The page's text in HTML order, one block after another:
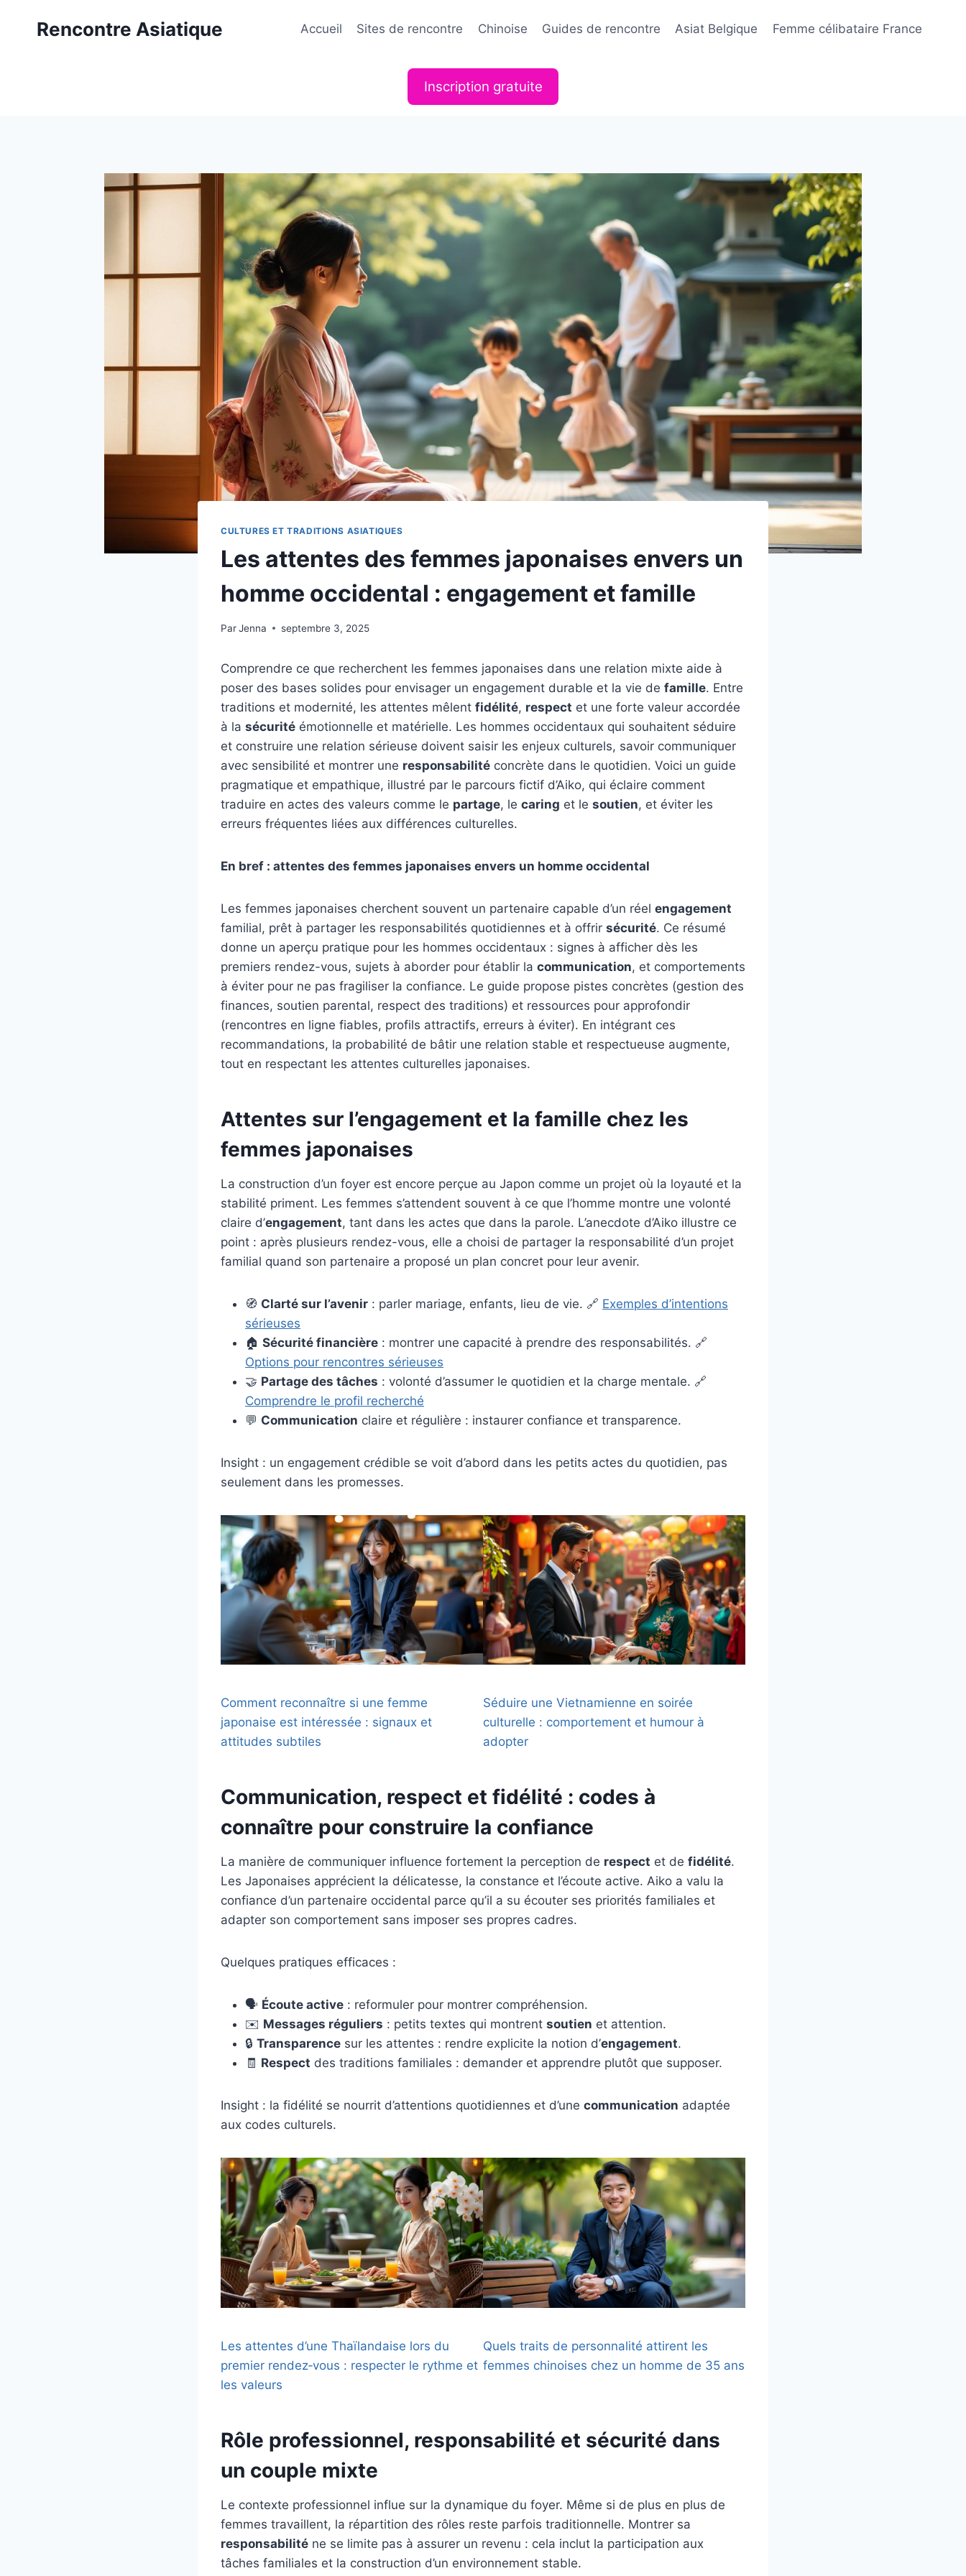
Rencontre Asiatique Accueil Sites de rencontre Chinoise Guides de rencontre Asiat Belgique Femme célibataire France
Inscription gratuite
CULTURES ET TRADITIONS ASIATIQUES
Les attentes des femmes japonaises envers un
homme occidental : engagement et famille
ParJenna septembre 3, 2025
Comprendre ce que recherchent les femmes japonaises dans une relation mixte aide à
poser des bases solides pour envisager un engagement durable et la vie de famille. Entre
traditions et modernité, les attentes mêlent fidélité, respect et une forte valeur accordée
à la sécurité émotionnelle et matérielle. Les hommes occidentaux qui souhaitent séduire
et construire une relation sérieuse doivent saisir les enjeux culturels, savoir communiquer
avec sensibilité et montrer une responsabilité concrète dans le quotidien. Voici un guide
pragmatique et empathique, illustré par le parcours fictif d’Aiko, qui éclaire comment
traduire en actes des valeurs comme le partage, le caring et le soutien, et éviter les
erreurs fréquentes liées aux différences culturelles.
En bref : attentes des femmes japonaises envers un homme occidental
Les femmes japonaises cherchent souvent un partenaire capable d’un réel engagement
familial, prêt à partager les responsabilités quotidiennes et à offrir sécurité. Ce résumé
donne un aperçu pratique pour les hommes occidentaux : signes à afficher dès les
premiers rendez-vous, sujets à aborder pour établir la communication, et comportements
à éviter pour ne pas fragiliser la confiance. Le guide propose pistes concrètes (gestion des
finances, soutien parental, respect des traditions) et ressources pour approfondir
(rencontres en ligne fiables, profils attractifs, erreurs à éviter). En intégrant ces
recommandations, la probabilité de bâtir une relation stable et respectueuse augmente,
tout en respectant les attentes culturelles japonaises.
Attentes sur l’engagement et la famille chez les
femmes japonaises
La construction d’un foyer est encore perçue au Japon comme un projet où la loyauté et la
stabilité priment. Les femmes s’attendent souvent à ce que l’homme montre une volonté
claire d’engagement, tant dans les actes que dans la parole. L’anecdote d’Aiko illustre ce
point : après plusieurs rendez-vous, elle a choisi de partager la responsabilité d’un projet
familial quand son partenaire a proposé un plan concret pour leur avenir.
🧭 Clarté sur l’avenir : parler mariage, enfants, lieu de vie. 🔗 Exemples d’intentions
sérieuses
🏠 Sécurité financière : montrer une capacité à prendre des responsabilités. 🔗
Options pour rencontres sérieuses
🤝 Partage des tâches : volonté d’assumer le quotidien et la charge mentale. 🔗
Comprendre le profil recherché
💬 Communication claire et régulière : instaurer confiance et transparence.
Insight : un engagement crédible se voit d’abord dans les petits actes du quotidien, pas
seulement dans les promesses.
Comment reconnaître si une femme
japonaise est intéressée : signaux et
attitudes subtiles
Séduire une Vietnamienne en soirée
culturelle : comportement et humour à
adopter
Communication, respect et fidélité : codes à
connaître pour construire la confiance
La manière de communiquer influence fortement la perception de respect et de fidélité.
Les Japonaises apprécient la délicatesse, la constance et l’écoute active. Aiko a valu la
confiance d’un partenaire occidental parce qu’il a su écouter ses priorités familiales et
adapter son comportement sans imposer ses propres cadres.
Quelques pratiques efficaces :
🗣️ Écoute active : reformuler pour montrer compréhension.
✉️ Messages réguliers : petits textes qui montrent soutien et attention.
🔒 Transparence sur les attentes : rendre explicite la notion d’engagement.
🧾 Respect des traditions familiales : demander et apprendre plutôt que supposer.
Insight : la fidélité se nourrit d’attentions quotidiennes et d’une communication adaptée
aux codes culturels.
Les attentes d’une Thaïlandaise lors du
premier rendez‑vous : respecter le rythme et
les valeurs
Quels traits de personnalité attirent les
femmes chinoises chez un homme de 35 ans
Rôle professionnel, responsabilité et sécurité dans
un couple mixte
Le contexte professionnel influe sur la dynamique du foyer. Même si de plus en plus de
femmes travaillent, la répartition des rôles reste parfois traditionnelle. Montrer sa
responsabilité ne se limite pas à assurer un revenu : cela inclut la participation aux
tâches familiales et la construction d’un environnement stable.